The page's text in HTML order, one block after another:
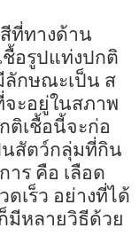
ที่ทางด้าน
ชื้อรูปแท่งปกติ
ลักษณะเป็น ส
จะอยู่ในสภาพ
ติเชื้อนี้จะก่อ
นสัตว์กลุ่มที่กิน
ร คือ เลือด
เร็ว อย่างที่ได้
มีหลายวิธีด้วย